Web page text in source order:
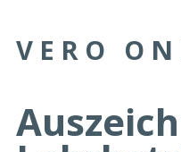
VERO